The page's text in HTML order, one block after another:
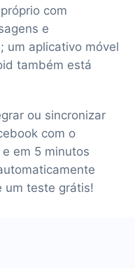
com
e
um aplicativo móvel
também está
ou sincronizar
com o
e em 5 minutos
um teste grátis!